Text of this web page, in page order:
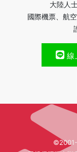
大陸人
國際機票、航
線